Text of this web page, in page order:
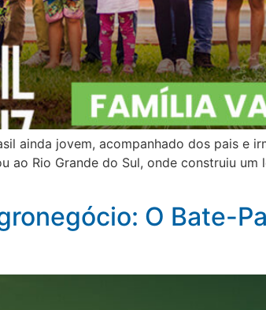
ainda jovem, acompanhado dos pais e
ao Rio Grande do Sul, onde construiu
O Bate-